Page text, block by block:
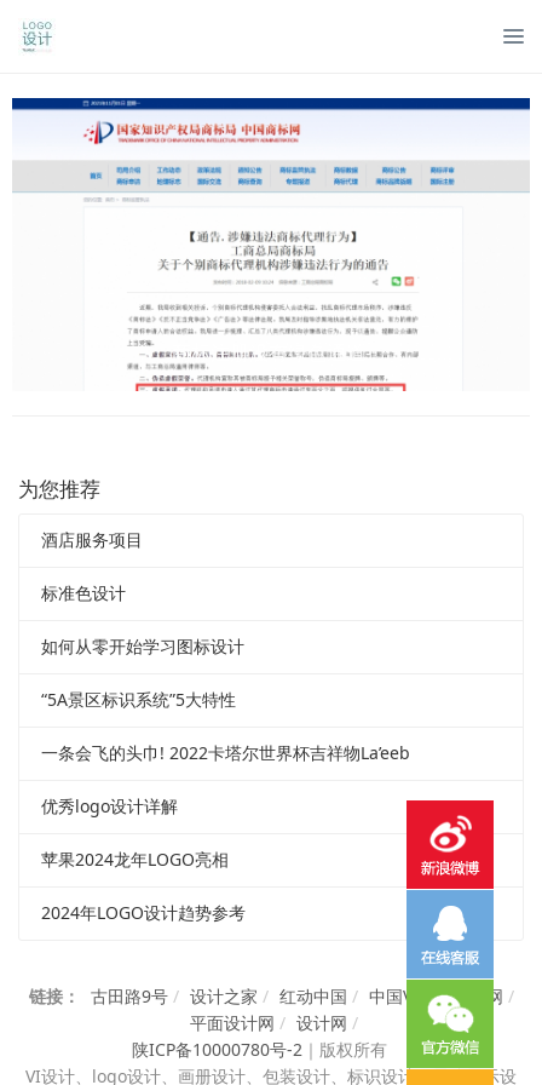
商标注册没有绿色通道-
为您推荐
酒店服务项目
标准色设计
如何从零开始学习图标设计
“5A景区标识系统”5大特性
一条会飞的头巾! 2022卡塔尔世界杯吉祥物La’eeb
优秀logo设计详解
苹果2024龙年LOGO亮相
2024年LOGO设计趋势参考
链接： 古田路9号 / 设计之家 / 红动中国 / 中国VI设计知识网 /
平面设计网 / 设计网 /
陕ICP备10000780号-2 ｜ 版权所有
VI设计、 logo设计、画册设计、包装设计、标识设计、展览展示设